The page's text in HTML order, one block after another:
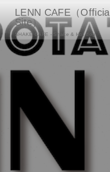
LENN CAFE（Official
Site）
SHAKE CAFE - Shake & Hot dog